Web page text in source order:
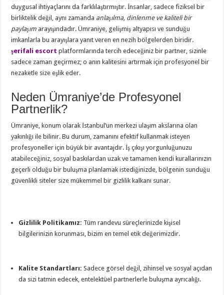
duygusal ihtiyaçlarını da farklılaştırmıştır. İnsanlar, sadece fiziksel bir
birliktelik değil, aynı zamanda anlaşılma, dinlenme ve kaliteli bir
paylaşım arayışındadır. Ümraniye, gelişmiş altyapısı ve sunduğu
imkanlarla bu arayışlara yanıt veren en nezih bölgelerden biridir.
şerifali escort platformlarında tercih edeceğiniz bir partner, sizinle
sadece zaman geçirmez; o anın kalitesini artırmak için profesyonel bir
nezaketle size eşlik eder.
Neden Ümraniye’de Profesyonel
Partnerlik?
Ümraniye, konum olarak İstanbul’un merkezi ulaşım akslarına olan
yakınlığı ile bilinir. Bu durum, zamanını efektif kullanmak isteyen
profesyoneller için büyük bir avantajdır. İş çıkışı yorgunluğunuzu
atabileceğiniz, sosyal baskılardan uzak ve tamamen kendi kurallarınızın
geçerli olduğu bir buluşma planlamak istediğinizde, bölgenin sunduğu
güvenlikli siteler size mükemmel bir gizlilik kalkanı sunar.
Gizlilik Politikamız: Tüm randevu süreçlerinizde kişisel
bilgilerinizin korunması, bizim en temel etik değerimizdir.
Kalite Standartları: Sadece görsel değil, zihinsel ve sosyal açıdan
da sizi tatmin edecek, entelektüel partnerlerle buluşma ayrıcalığı.